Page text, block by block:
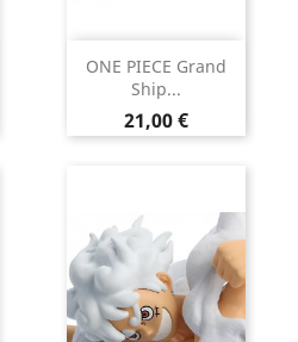
ONE PIECE Grand
Ship...
Prix
21,00 €